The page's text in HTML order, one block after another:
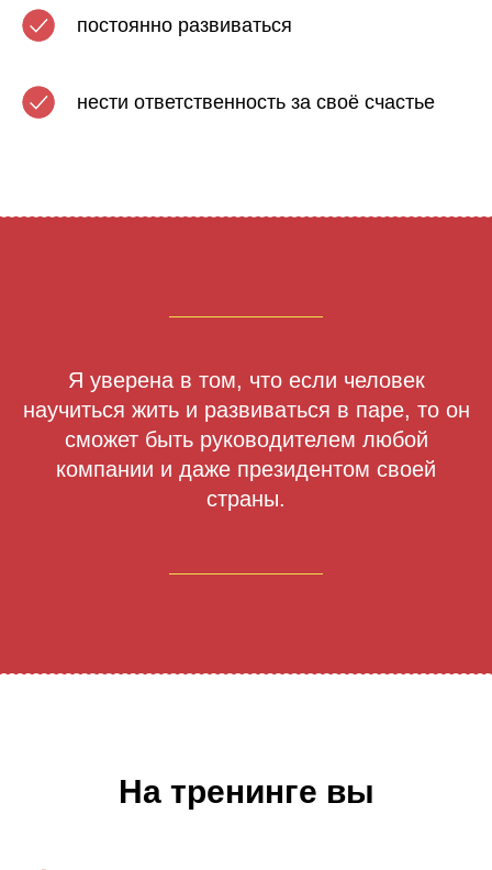
постоянно развиваться
нести ответственность за своё счастье
Я уверена в том, что если человек
научиться жить и развиваться в паре, то он
сможет быть руководителем любой
компании и даже президентом своей
страны.
На тренинге вы